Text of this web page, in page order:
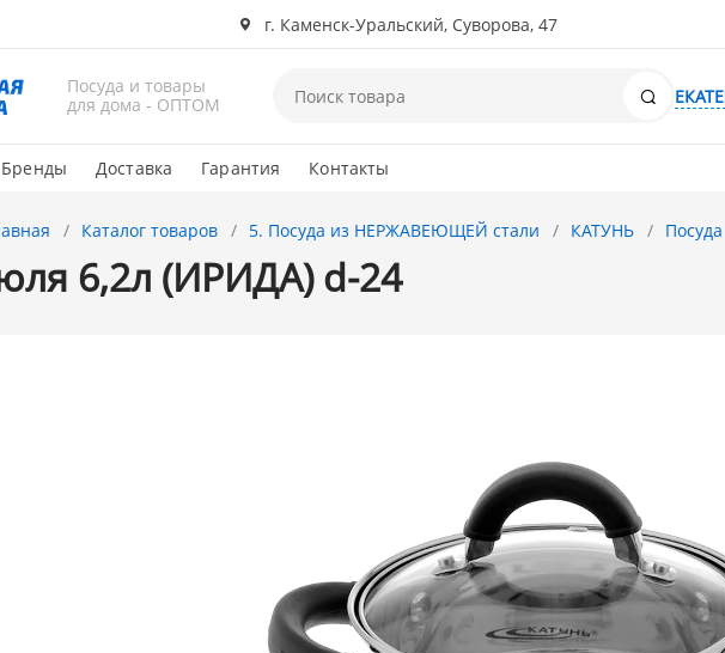
г. Каменск-Уральский, Суворова, 47
Посуда и товары
для дома - ОПТОМ
Поиск
Бренды Доставка Гарантия Контакты
Каталог товаров 5. Посуда из НЕРЖАВЕЮЩЕЙ стали КАТУНЬ Посуда
6,2л (ИРИДА) d-24